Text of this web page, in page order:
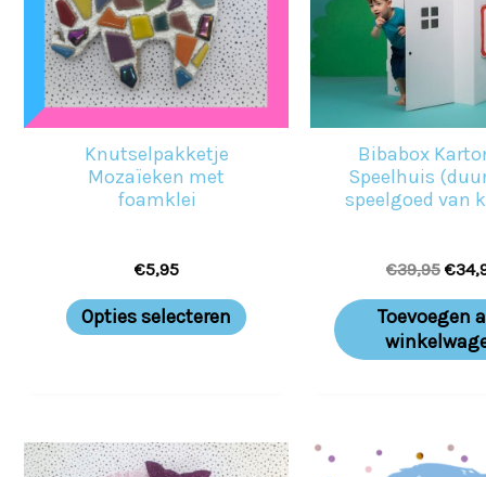
Knutselpakketje
Mozaïeken met
foamklei
€5,95
Opties selecteren
variaties.
Deze
optie
kan
productpagina
Bibabox
Speelhuis
speelgoed van
€39,95 €
Toevoegen